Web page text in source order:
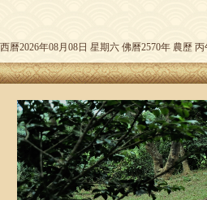
西曆2026年08月08日 星期六 佛曆2570年 農歷